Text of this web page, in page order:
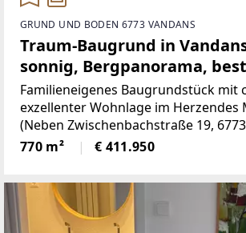
GRUND UND BODEN 6773 VANDANS
Traum-Baugrund in
sonnig, Bergpanorama,
Infrastruktur!
Familieneigenes Baugrundstück mit
exzellenter Wohnlage im Herzendes
(Neben Zwischenbachstraße 19,
Grundstücksnummer129/2)Das
Zone 5 - Wohngebiet und bietet
770 m² € 411.950